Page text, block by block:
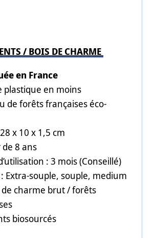
/ BOIS DE CHARME
en France
plastique en moins
de forêts françaises éco-
x 10 x 1,5 cm
8 ans
: 3 mois (Conseillé)
Extra-souple, souple, medium
de charme brut / forêts
biosourcés